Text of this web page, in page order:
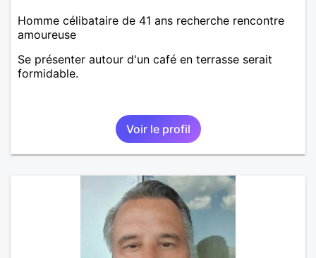
Homme célibataire de 41 ans recherche rencontre
amoureuse
Se présenter autour d'un café en terrasse serait
formidable.
Voir le profil